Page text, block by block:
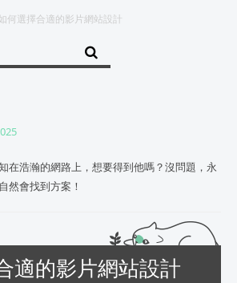
何選擇合適的影片網站設計
在浩瀚的網路上，想要得到他嗎？沒問題，永
然會找到方案！
適的影片網站設計